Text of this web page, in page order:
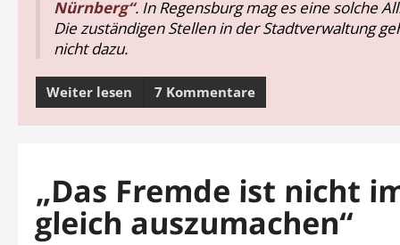
Nürnberg“. In Regensburg mag es eine solche
Die zuständigen Stellen in der Stadtverwaltung
nicht dazu.
Weiter lesen 7 Kommentare
„Das Fremde ist nicht
gleich auszumachen“